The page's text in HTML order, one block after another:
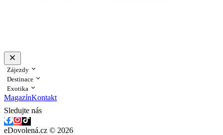
Zájezdy
Destinace
Exotika
MagazínKontakt
Sledujte nás
eDovolená.cz © 2026